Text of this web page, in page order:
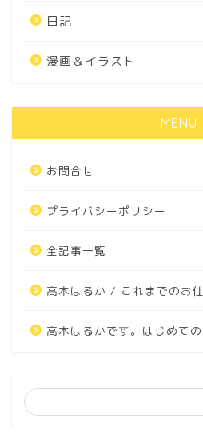
日記
漫画＆イラスト
MENU
お問合せ
プライバシーポリシー
全記事一覧
高木はるか / これまでのお
高木はるかです。はじめて